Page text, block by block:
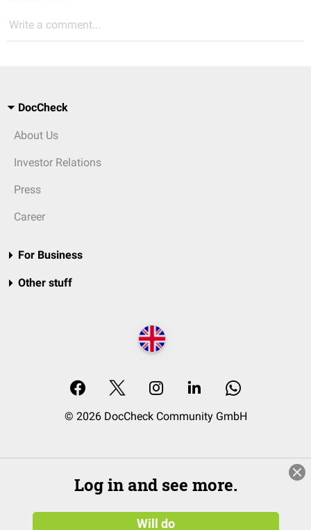
Write a comment...
DocCheck
About Us
Investor Relations
Press
Career
For Business
Other stuff
© 2026 DocCheck Community GmbH
Log in and see more.
Will do